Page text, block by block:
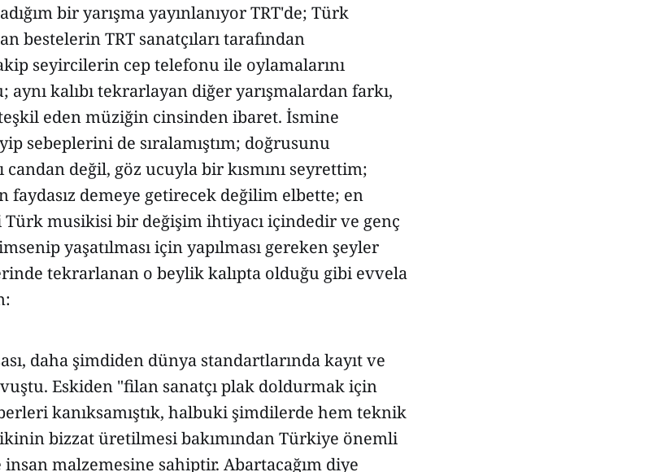
bir yarışma yayınlanıyor TRT'de; Türk
bestelerin TRT sanatçıları tarafından
seyircilerin cep telefonu ile oylamalarını
aynı kalıbı tekrarlayan diğer yarışmalardan farkı,
eden müziğin cinsinden ibaret. İsmine
sebeplerini de sıralamıştım; doğrusunu
candan değil, göz ucuyla bir kısmını seyrettim;
faydasız demeye getirecek değilim elbette; en
musikisi bir değişim ihtiyacı içindedir ve genç
yaşatılması için yapılması gereken şeyler
tekrarlanan o beylik kalıpta olduğu gibi evvela
daha şimdiden dünya standartlarında kayıt ve
Eskiden "filan sanatçı plak doldurmak için
kanıksamıştık, halbuki şimdilerde hem teknik
bizzat üretilmesi bakımından Türkiye önemli
malzemesine sahiptir. Abartacağım diye